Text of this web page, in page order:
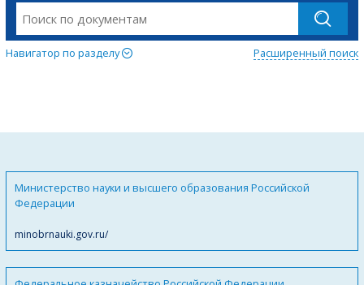
Навигатор по разделу Расширенный поиск
Министерство науки и высшего образования Российской
Федерации
minobrnauki.gov.ru/